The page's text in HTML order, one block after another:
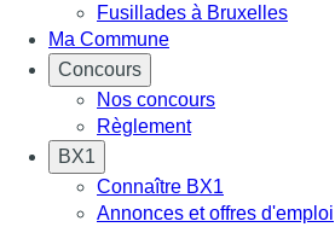
Fusillades à Bruxelles
Ma Commune
Concours
Nos concours
Règlement
BX1
Connaître BX1
Annonces et offres d'emploi